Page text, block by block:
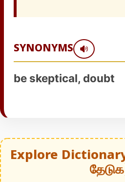
SYNONYMS
be skeptical, doubt
Explore